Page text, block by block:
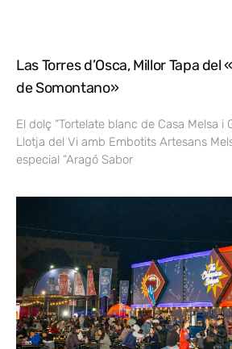
Las Torres d’Osca, Millor Tapa
de Somontano»
El dolç “Tortelate blanc de Casa Melsa i
Llotja del Vi amb Embotits Artesans
especial “Aragó Sabor